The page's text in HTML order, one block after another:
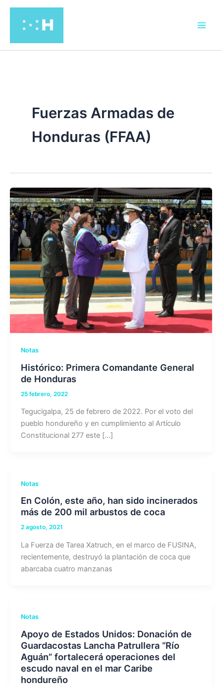
contenido
Fuerzas Armadas de
Honduras (FFAA)
Notas
Histórico: Primera Comandante General
de Honduras
25 febrero, 2022
Tegucigalpa, 25 de febrero de 2022. Por el voto del
pueblo hondureño y en cumplimiento al Artículo
Constitucional 277 este […]
Notas
En Colón, este año, han sido incinerados
más de 200 mil arbustos de coca
2 agosto, 2021
La Fuerza de Tarea Xatruch, en el marco de FUSINA,
recientemente, destruyó la plantación de coca que
abarcaba cuatro manzanas
Notas
Apoyo de Estados Unidos: Donación de
Guardacostas Lancha Patrullera “Río
Aguán” fortalecerá operaciones del
escudo naval en el mar Caribe
hondureño